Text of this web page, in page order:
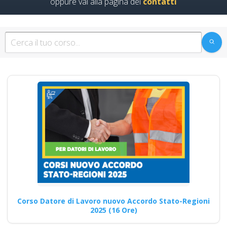
Corso Datore di
Regioni 2025:
Modifiche nel
modulo per
l'integrazione dei
rischi specifici
RSPP datore di lavoro: ruolo e
adempimenti nella gestione
della sicurezza corso…
Continua
Corso Datore di Lavoro nuovo Accordo Stato-Regioni
2025 (16 Ore)